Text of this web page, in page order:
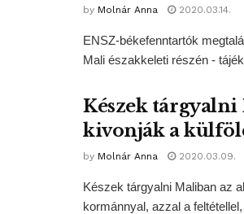
by Molnár Anna 2020.03.14.
ENSZ-békefenntartók
Mali északkeleti részén -
Készek tárgyalni
kivonják a
by Molnár Anna 2020.03.09.
Készek tárgyalni Maliban az
kormánnyal, azzal a